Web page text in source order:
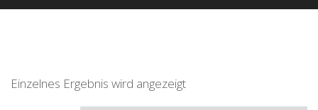
Einzelnes Ergebnis wird angezeigt